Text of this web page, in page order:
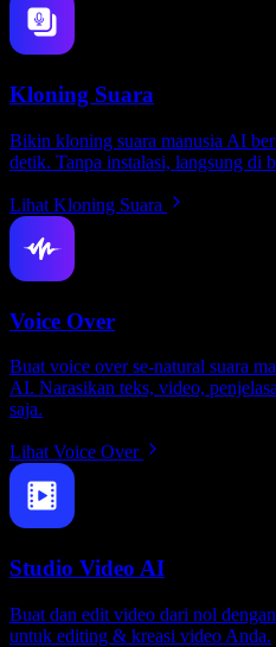
Kloning Suara
Bikin kloning suara manusia AI
detik. Tanpa instalasi, langsung di
Lihat Kloning Suara
Voice Over
Buat voice over se-natural suara
AI. Narasikan teks, video,
saja.
Lihat Voice Over
Studio Video AI
Buat dan edit video dari nol
untuk editing & kreasi video Anda.